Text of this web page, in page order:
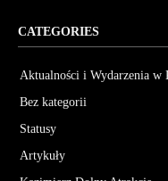
CATEGORIES
Aktualności i Wydarzenia w
Bez kategorii
Statusy
Artykuły